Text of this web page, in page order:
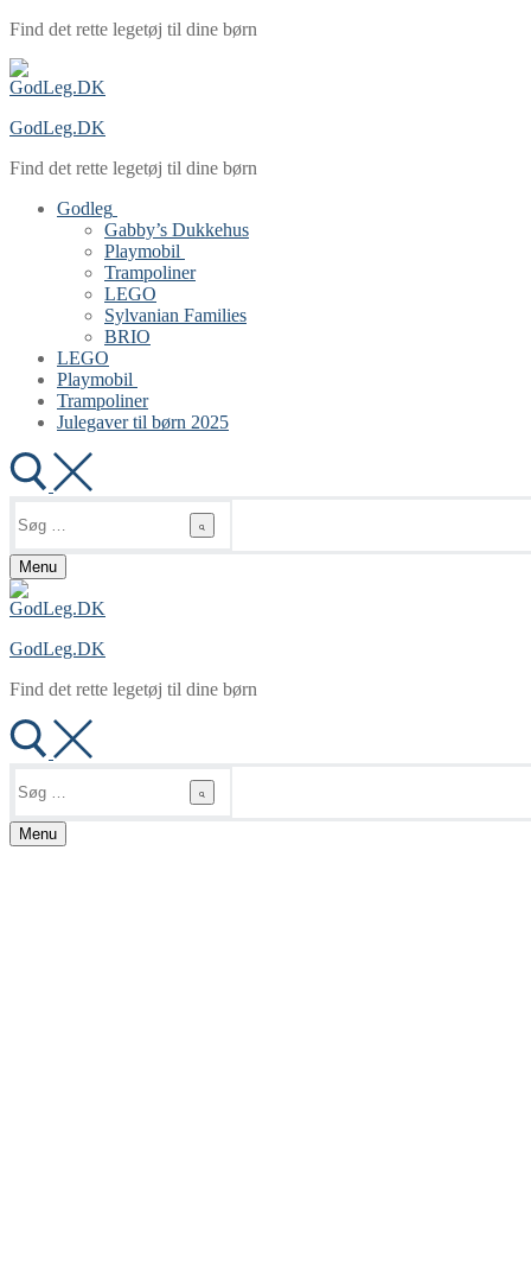
Spring
indhold
Menu
Luk
Find det rette legetøj til dine børn
GodLeg.DK
Find det rette legetøj til dine børn
Godleg
Gabby’s Dukkehus
Playmobil
Trampoliner
LEGO
Sylvanian Families
BRIO
LEGO
Playmobil
Trampoliner
Julegaver til børn 2025
efter:
Menu
GodLeg.DK
Find det rette legetøj til dine børn
efter:
Menu